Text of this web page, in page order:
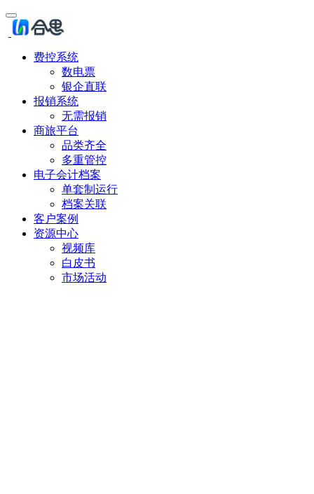
费控系统
数电票
银企直联
报销系统
无需报销
商旅平台
品类齐全
多重管控
电子会计档案
单套制运行
档案关联
客户案例
资源中心
视频库
白皮书
市场活动